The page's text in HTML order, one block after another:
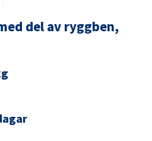
del av ryggben,